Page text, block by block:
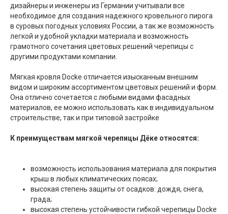
дизайнеры и инженеры из Германии учитывали все
необходимое для создания надежного кровельного пирога
в суровых погодных условиях России, а так же возможность
легкой и удобной укладки материала и возможность
грамотного сочетания цветовых решений черепицы с
другими продуктами компании.
Мягкая кровля Docke отличается изысканным внешним
видом и широким ассортиментом цветовых решений и форм.
Она отлично сочетается с любыми видами фасадных
материалов, ее можно использовать как в индивидуальном
строительстве, так и при типовой застройке
К преимуществам мягкой черепицы Дёке относятся:
возможность использования материала для покрытия
крыш в любых климатических поясах;
высокая степень защиты от осадков: дождя, снега,
града;
высокая степень устойчивости гибкой черепицы Docke